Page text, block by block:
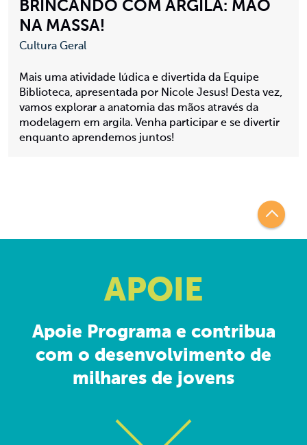
BRINCANDO COM ARGILA: MÃO
NA MASSA!
Cultura Geral
Mais uma atividade lúdica e divertida da Equipe
Biblioteca, apresentada por Nicole Jesus! Desta vez,
vamos explorar a anatomia das mãos através da
modelagem em argila. Venha participar e se divertir
enquanto aprendemos juntos!
APOIE
Apoie Programa e contribua
com o desenvolvimento de
milhares de jovens